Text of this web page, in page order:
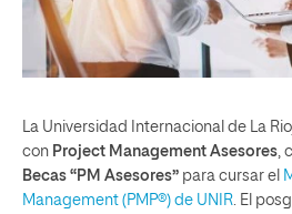
La Universidad Internacional de La
con Project Management Asesores,
Becas “PM Asesores” para cursar el
Management (PMP®) de UNIR. El